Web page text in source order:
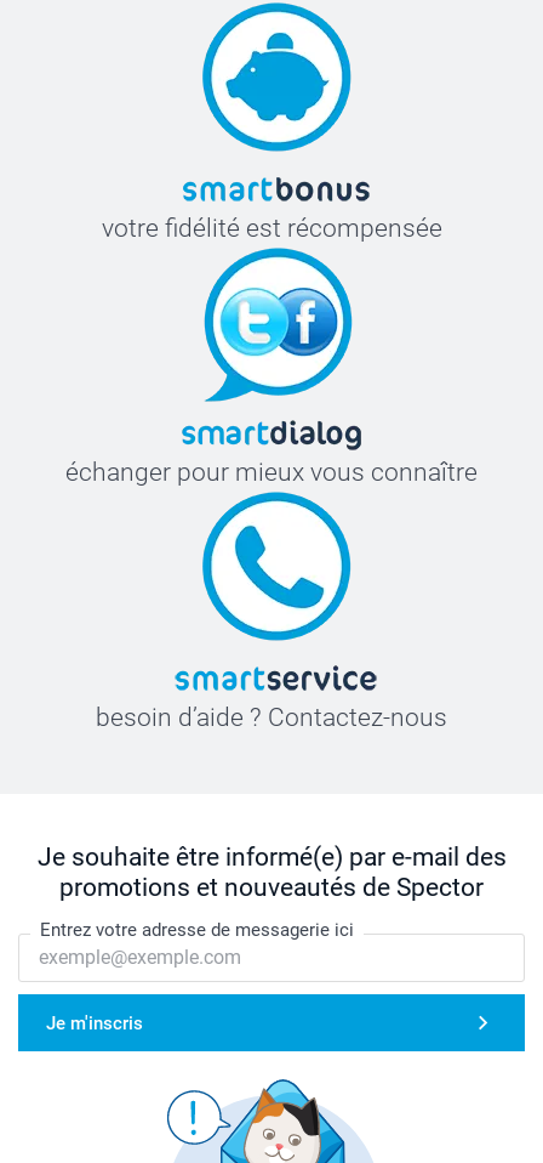
votre fidélité est récompensée
échanger pour mieux vous connaître
besoin d’aide ? Contactez-nous
Je souhaite être informé(e) par e-mail des
promotions et nouveautés de Spector
Entrez votre adresse de messagerie ici
Je m'inscris